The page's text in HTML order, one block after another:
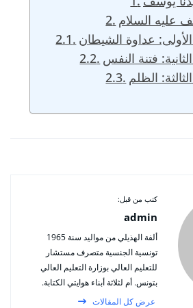
عداوة الشيطان
فتنة النفس
الظلم
كتب من قبل:
admin
ألفة الهذيلي من مواليد سنة 1965
تونسية الجنسية متصرف مستشار
للتعليم العالي بوزارة التعليم العالي
بتونس. أم لثلاثة أبناء هوايتي الكتابة.
عرض كل المقالات